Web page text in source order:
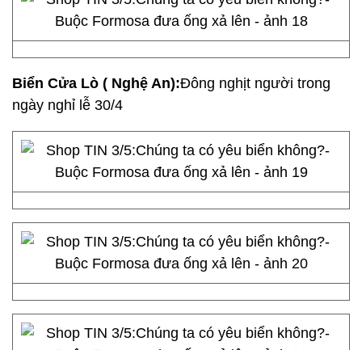
Biển Cửa Lò ( Nghệ An):Đông nghịt người trong
ngày nghỉ lễ 30/4